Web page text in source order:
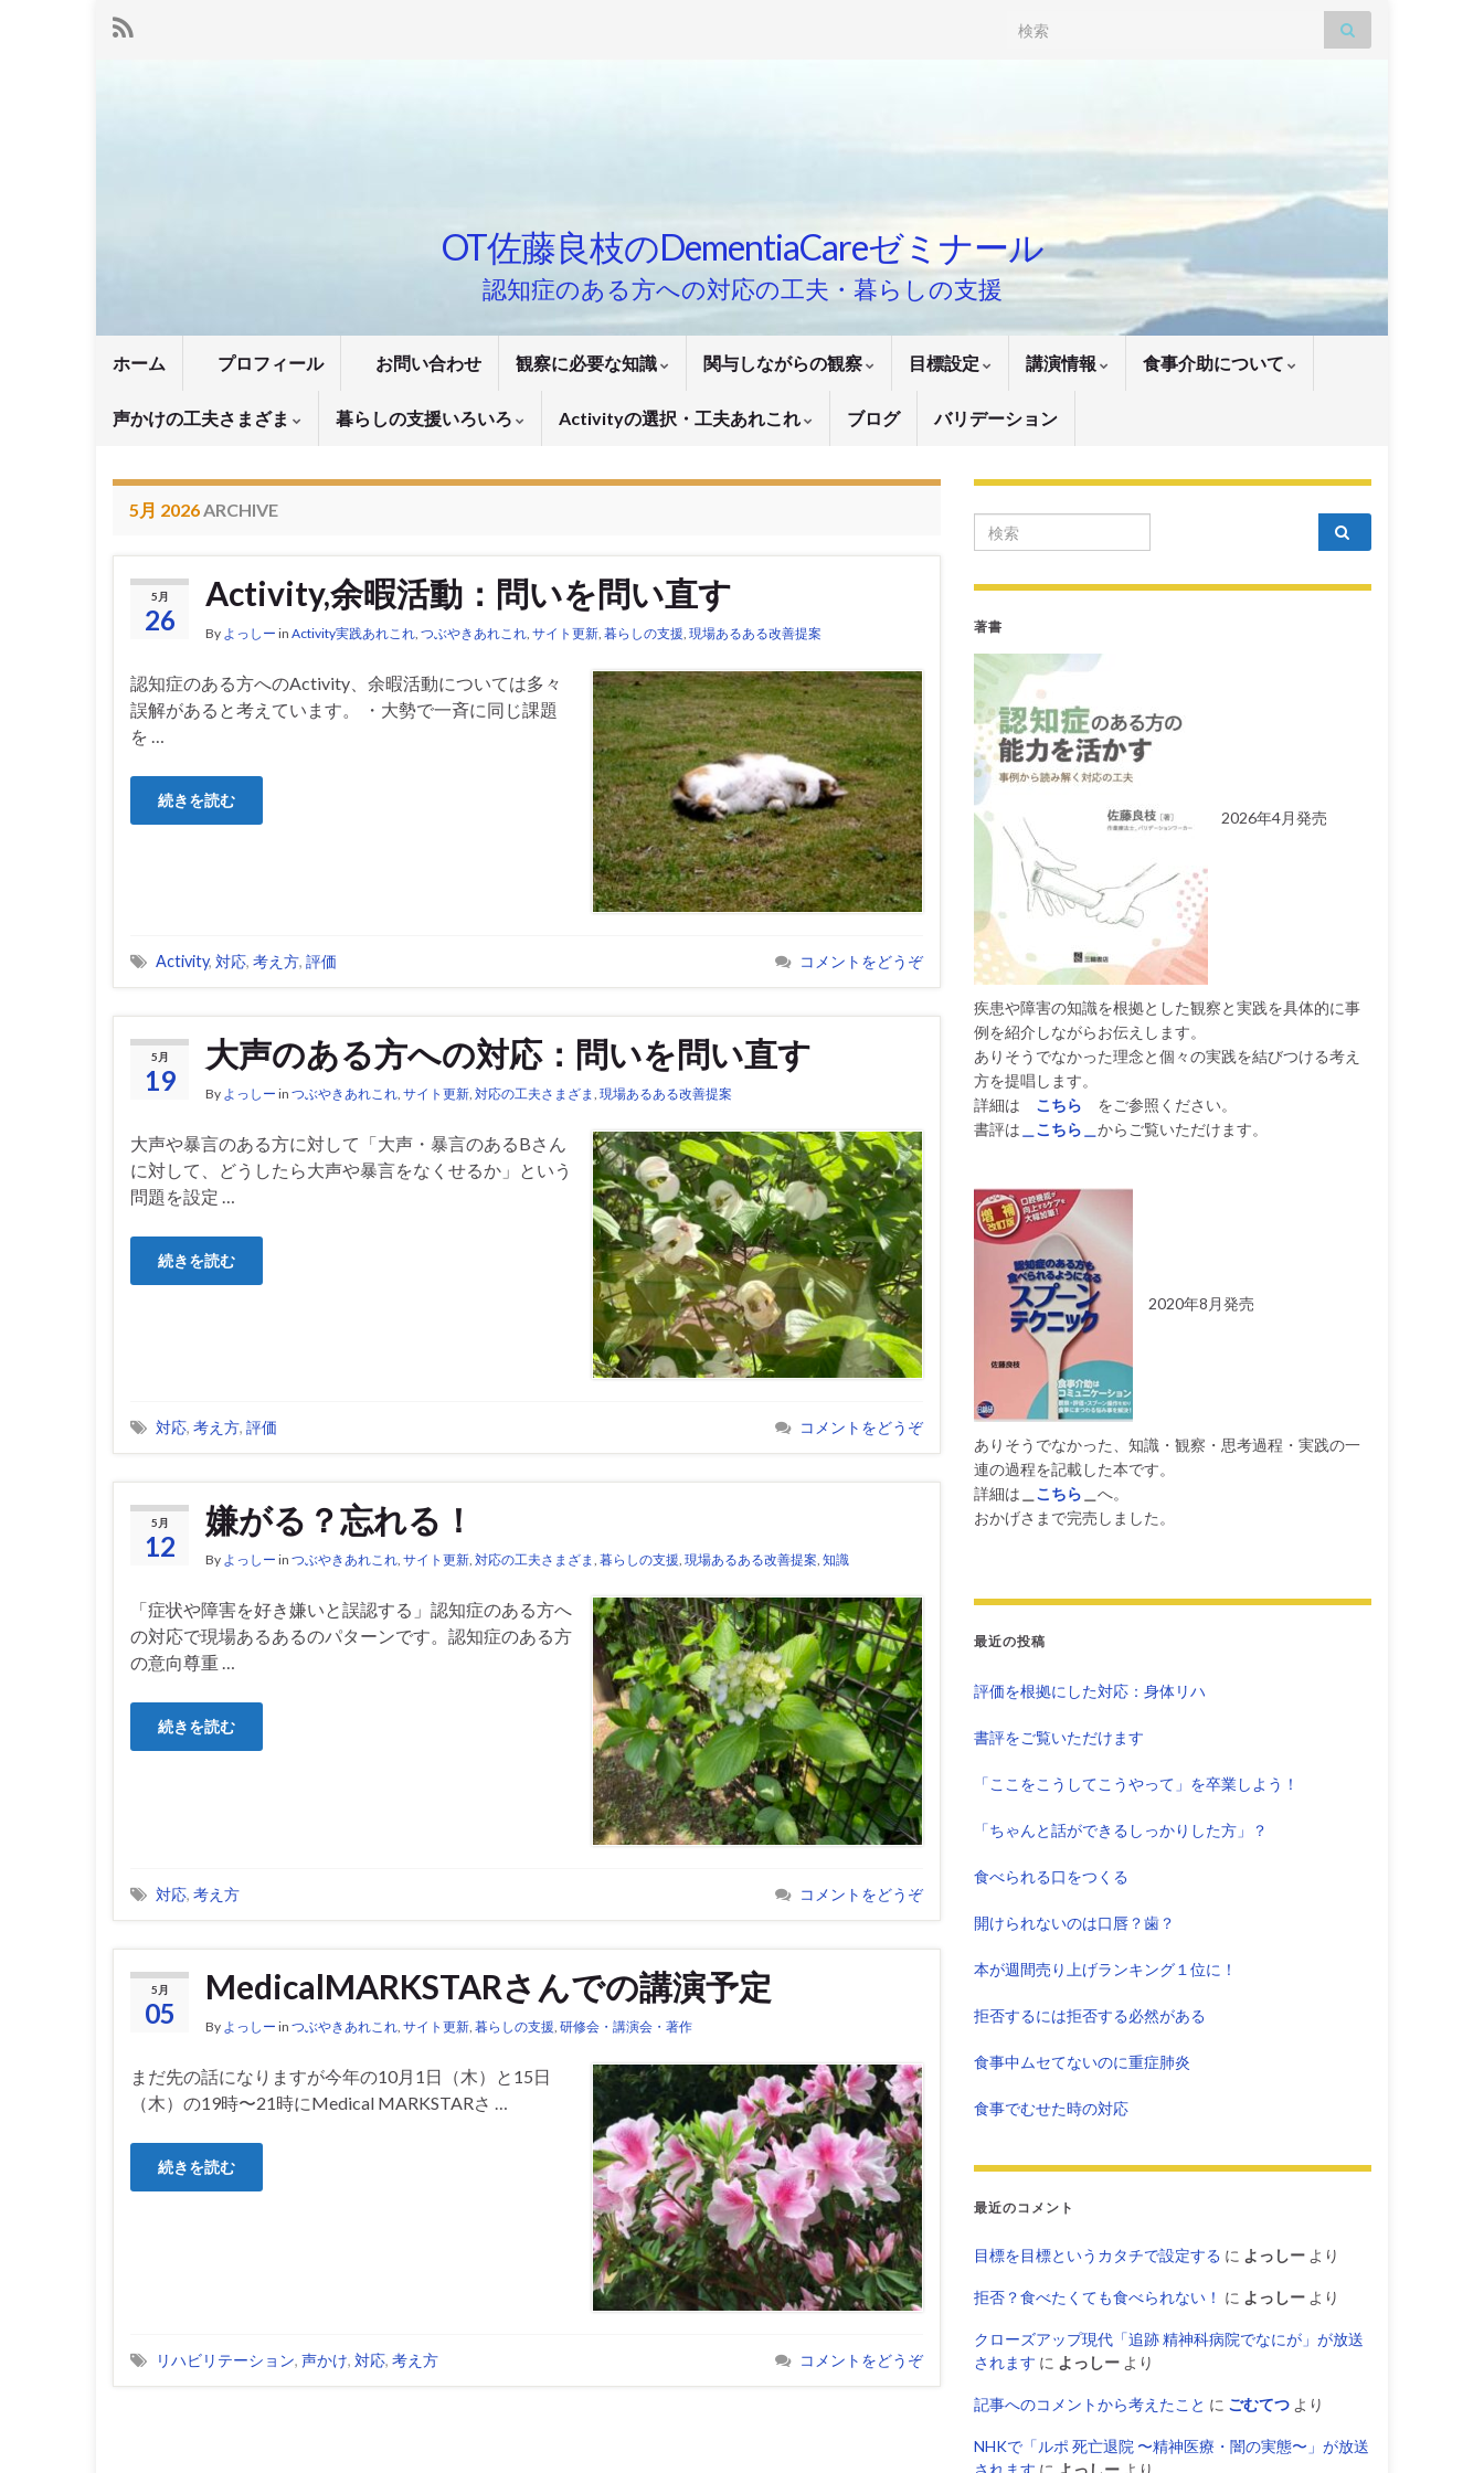
Search for:
OT佐藤良枝のDementiaCareゼミナール
認知症のある方への対応の工夫・暮らしの支援
ホーム プロフィール お問い合わせ 観察に必要な知識 関与しながらの観察 目標設定 講演情報 食事介助について
声かけの工夫さまざま 暮らしの支援いろいろ Activityの選択・工夫あれこれ ブログ バリデーション
5月 2026ARCHIVE
5月
26
Activity,余暇活動：問いを問い直す
By よっしー in Activity実践あれこれ, つぶやきあれこれ, サイト更新, 暮らしの支援, 現場あるある改善提案
認知症のある方へのActivity、余暇活動については多々
誤解があると考えています。 ・大勢で一斉に同じ課題
を …
続きを読む
Activity, 対応, 考え方, 評価 コメントをどうぞ
5月
19
大声のある方への対応：問いを問い直す
By よっしー in つぶやきあれこれ サイト更新 対応の工夫さまざま 現場あるある改善提案
大声や暴言のある方に対して「大声・暴言のあるBさん
に対して、どうしたら大声や暴言をなくせるか」という
問題を設定 …
続きを読む
対応, 考え方, 評価 コメントをどうぞ
5月
12
嫌がる？忘れる！
By よっしー in つぶやきあれこれ, サイト更新, 対応の工夫さまざま , 暮らしの支援, 現場あるある改善提案, 知識
「症状や障害を好き嫌いと誤認する」認知症のある方へ
の対応で現場あるあるのパターンです。認知症のある方
の意向尊重 …
続きを読む
対応, 考え方 コメントをどうぞ
5月
05
MedicalMARKSTARさんでの講演予定
By よっしー in つぶやきあれこれ サイト更新 暮らしの支援 研修会・講演会・著作
まだ先の話になりますが今年の10月1日（木）と15日
（木）の19時〜21時にMedical MARKSTARさ …
続きを読む
リハビリテーション, 声かけ, 対応, 考え方 コメントをどうぞ
Search for:
著書
2026年4月発売
疾患や障害の知識を根拠とした観察と実践を具体的に事
例を紹介しながらお伝えします。
ありそうでなかった理念と個々の実践を結びつける考え
方を提唱します。
詳細は
こちら
をご参照ください。
書評は ＿こちら＿ からご覧いただけます。
2020年8月発売
ありそうでなかった、知識・観察・思考過程・実践の一
連の過程を記載した本です。
詳細は
こちら
へ。
おかげさまで完売しました。
最近の投稿
評価を根拠にした対応：身体リハ
書評をご覧いただけます
「ここをこうしてこうやって」を卒業しよう！
「ちゃんと話ができるしっかりした方」？
食べられる口をつくる
開けられないのは口唇？歯？
本が週間売り上げランキング１位に！
拒否するには拒否する必然がある
食事中ムセてないのに重症肺炎
食事でむせた時の対応
最近のコメント
目標を目標というカタチで設定する に よっしー より
拒否？食べたくても食べられない！ に よっしー より
クローズアップ現代「追跡 精神科病院でなにが」が放送
されます に よっしー より
記事へのコメントから考えたこと に ごむてつ より
NHKで「ルポ 死亡退院 〜精神医療・闇の実態〜」が放送
されます に よっしー より